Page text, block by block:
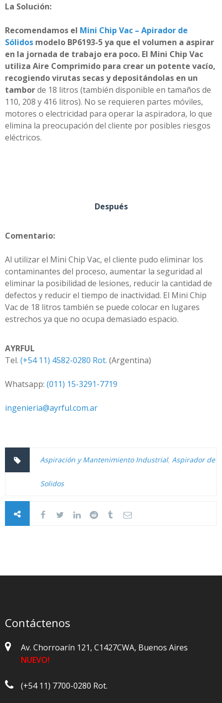
La Solución:
Recomendamos el Mini Chip Vac – Apirador de
Sólidos modelo BP6193-5 ya que el volumen a aspirar
en la jornada de trabajo era poco. El Mini Chip Vac
utiliza Aire Comprimido para crear un potente vacío,
recogiendo virutas secas y depositándolas en un
tamborde 18 litros (también disponible en tamaños de
110, 208 y 416 litros). No se requieren partes móviles,
motores o electricidad para operar la aspiradora, lo que
elimina la preocupación del cliente por posibles riesgos
eléctricos.
Después
Comentario:
Al utilizar el Mini Chip Vac, el cliente pudo eliminar los
contaminantes del proceso, aumentar la seguridad al
eliminar la posibilidad de lesiones, reducir la cantidad de
defectos y reducir el tiempo de inactividad. El Mini Chip
Vac de 18 litros también se puede colocar en lugares
estrechos ya que no ocupa demasiado espacio.
AYRFUL
Tel. (+54 11) 4582-0280 Rot. (Argentina)
Whatsapp: (011) 15-3291-7719
ingenieria@ayrful.com.ar
Aspiración y Mantenimiento Industrial, Aspirador de
Solidos
Contáctenos
Av. Chorroarín 121, C1427CWA, Buenos Aires
NUEVO!
(+54 11) 7700-0280 Rot.